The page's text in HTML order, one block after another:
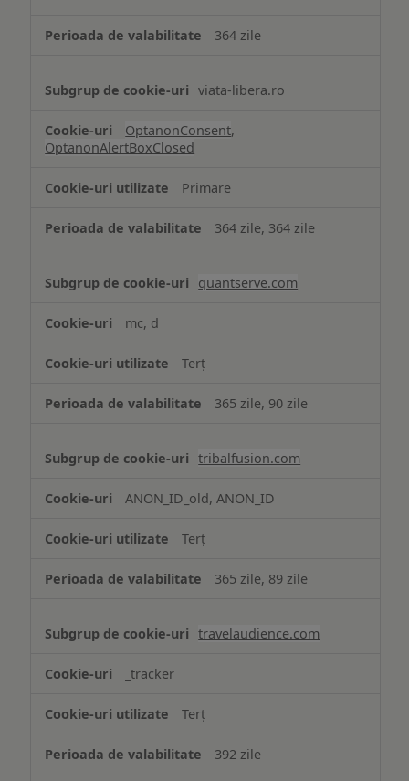
necesare
364 zile
viata-libera.ro
OptanonConsent,
OptanonAlertBoxClosed
Primare
364 zile, 364 zile
quantserve.com
mc, d
Terț
365 zile, 90 zile
tribalfusion.com
ANON_ID_old, ANON_ID
Terț
365 zile, 89 zile
travelaudience.com
_tracker
Terț
392 zile